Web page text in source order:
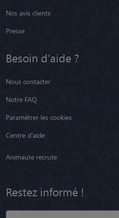
Nos avis clients
Presse
Besoin d'aide ?
Nous contacter
Notre FAQ
Paramétrer les cookies
Centre d'aide
Animaute recrute
Restez informé !